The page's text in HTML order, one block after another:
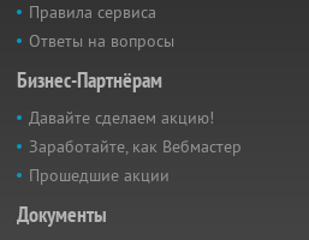
Правила сервиса
Ответы на вопросы
Бизнес-Партнёрам
Давайте сделаем акцию!
Заработайте, как Вебмастер
Прошедшие акции
Документы